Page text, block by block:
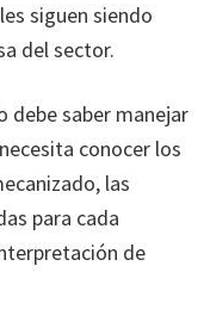
siguen siendo
del sector.
debe saber manejar
conocer los
las
para cada
de